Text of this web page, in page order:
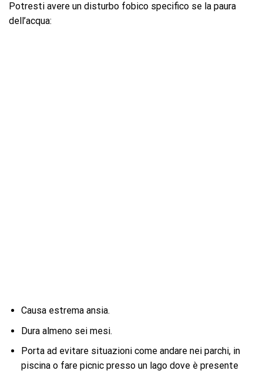
Potresti avere un disturbo fobico specifico se la paura
dell’acqua:
Causa estrema ansia.
Dura almeno sei mesi.
Porta ad evitare situazioni come andare nei parchi, in
piscina o fare picnic presso un lago dove è presente